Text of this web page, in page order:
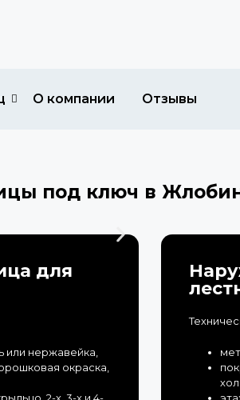
О компании Отзывы
под ключ в
для
или нержавейка,
окраска,
2-х, 3-х и 4-